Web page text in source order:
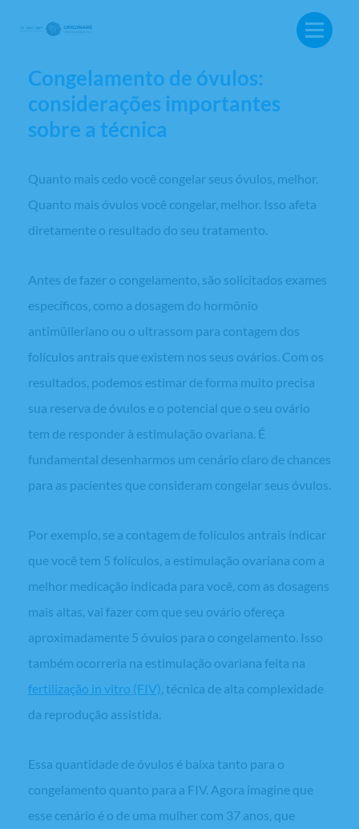
BUSCA:
óvulos.
Congelamento de óvulos:
considerações importantes
sobre a técnica
Quanto mais cedo você congelar seus óvulos, melhor.
Quanto mais óvulos você congelar, melhor. Isso afeta
diretamente o resultado do seu tratamento.
Antes de fazer o congelamento, são solicitados exames
específicos, como a dosagem do hormônio
antimülleriano ou o ultrassom para contagem dos
folículos antrais que existem nos seus ovários. Com os
resultados, podemos estimar de forma muito precisa
sua reserva de óvulos e o potencial que o seu ovário
tem de responder à estimulação ovariana. É
fundamental desenharmos um cenário claro de chances
para as pacientes que consideram congelar seus óvulos.
Por exemplo, se a contagem de folículos antrais indicar
que você tem 5 folículos, a estimulação ovariana com a
melhor medicação indicada para você, com as dosagens
mais altas, vai fazer com que seu ovário ofereça
aproximadamente 5 óvulos para o congelamento. Isso
também ocorreria na estimulação ovariana feita na
fertilização in vitro (FIV), técnica de alta complexidade
da reprodução assistida.
Essa quantidade de óvulos é baixa tanto para o
congelamento quanto para a FIV. Agora imagine que
esse cenário é o de uma mulher com 37 anos, que